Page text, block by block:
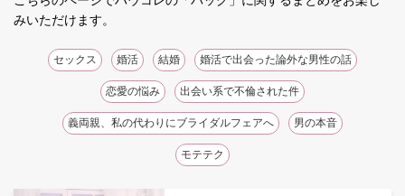
みいただけます。
セックス 婚活 結婚 婚活で出会った論外な男性の話
恋愛の悩み 出会い系で不倫された件
義両親、私の代わりにブライダルフェアへ 男の本音
モテテク